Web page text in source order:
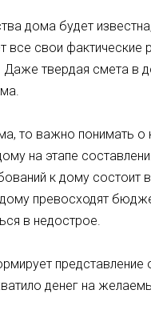
дома будет
все свои
Даже твердая смета в
то важно понимать
на этапе
к дому состоит
превосходят
в недострое.
денег на